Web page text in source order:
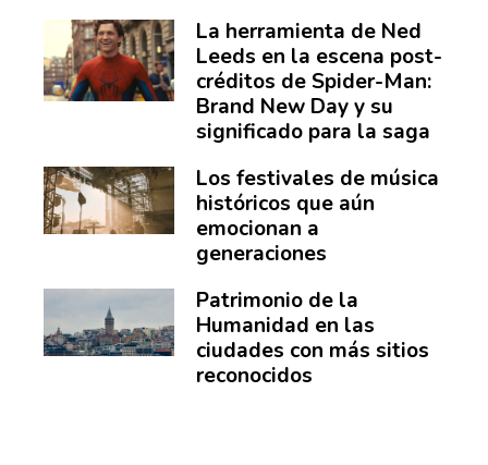
La herramienta de Ned
Leeds en la escena post-
créditos de Spider-Man:
Brand New Day y su
significado para la saga
Los festivales de música
históricos que aún
emocionan a
generaciones
Patrimonio de la
Humanidad en las
ciudades con más sitios
reconocidos